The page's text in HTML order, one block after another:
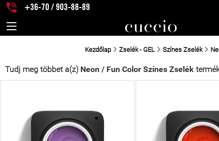
+36-70 / 903-88-89
Kezdőlap Zselék - GEL Színes Zselék
Tudj meg többet a(z) Neon / Fun Color Színes Zselék